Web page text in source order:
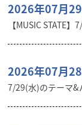
2026年07月
【MUSIC STATE
2026年07月
7/29(水)のテーマ&